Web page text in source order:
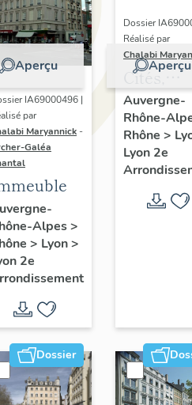
Aperçu
IA69000496 |
par
Maryannick -
Galéa
Alpes>
> Lyon>
2e
Aperçu
Dossier
Réalisé par
Chalabi
Cités,
et
de
Auvergne-
Rhône-
Rhône >
Lyon 2e
Dossier